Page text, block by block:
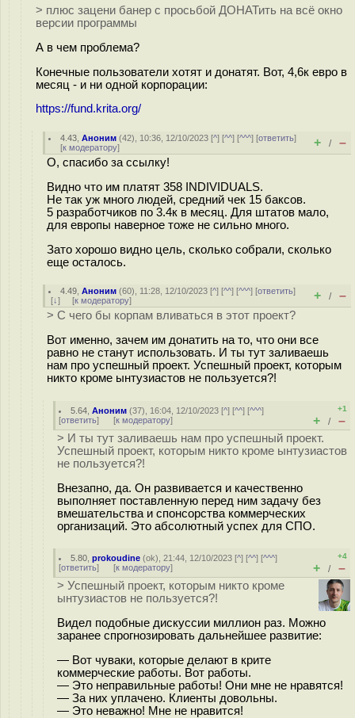
> плюс зацени банер с просьбой ДОНАТить на всё окно
версии программы
А в чем проблема?
Конечные пользователи хотят и донатят. Вот, 4,6к евро в
месяц - и ни одной корпорации:
https://fund.krita.org/
4.43 ,Аноним (42), 10:36, 12/10/2023 [^] [^^] [^^^] [ответить]
[к модератору] + / –
О, спасибо за ссылку!
Видно что им платят 358 INDIVIDUALS.
Не так уж много людей, средний чек 15 баксов.
5 разработчиков по 3.4к в месяц. Для штатов мало,
для европы наверное тоже не сильно много.
Зато хорошо видно цель, сколько собрали, сколько
еще осталось.
4.49 ,Аноним (60), 11:28, 12/10/2023 [^] [^^] [^^^] [ответить]
[↓] [к модератору] + / –
> С чего бы корпам вливаться в этот проект?
Вот именно, зачем им донатить на то, что они все
равно не станут использовать. И ты тут заливаешь
нам про успешный проект. Успешный проект, которым
никто кроме ынтузиастов не пользуется?!
5.64 ,Аноним (37), 16:04, 12/10/2023 [^] [^^] [^^^]
[ответить] [к модератору]
+1
+ / –
> И ты тут заливаешь нам про успешный проект.
Успешный проект, которым никто кроме ынтузиастов
не пользуется?!
Внезапно, да. Он развивается и качественно
выполняет поставленную перед ним задачу без
вмешательства и спонсорства коммерческих
организаций. Это абсолютный успех для СПО.
5.80 ,prokoudine (ok), 21:44, 12/10/2023 [^] [^^] [^^^]
[ответить] [к модератору]
+4
+ / –
> Успешный проект, которым никто кроме
ынтузиастов не пользуется?!
Видел подобные дискуссии миллион раз. Можно
заранее спрогнозировать дальнейшее развитие:
— Вот чуваки, которые делают в крите
коммерческие работы. Вот работы.
— Это неправильные работы! Они мне не нравятся!
— За них уплачено. Клиенты довольны.
— Это неважно! Мне не нравится!